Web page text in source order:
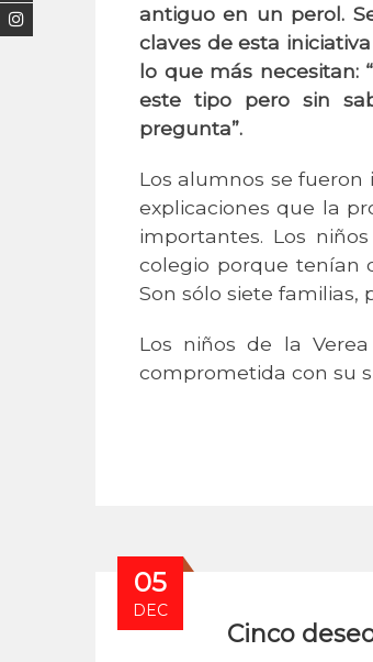
antiguo en un perol.
claves de esta
lo que más necesitan:
este tipo pero sin
pregunta”.
Los alumnos se
explicaciones que la
importantes. Los
colegio porque tenían
Son sólo siete familias,
Los niños de la
comprometida con su
05
DEC
Cinco